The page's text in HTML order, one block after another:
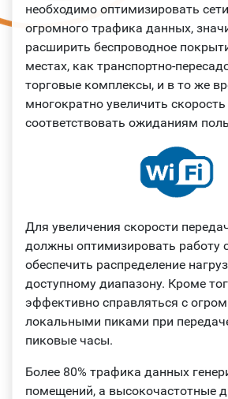
необходимо оптимизировать
огромного трафика данных,
расширить беспроводное
местах, как транспортно-
торговые комплексы, и в то же
многократно увеличить
соответствовать ожиданиям
Для увеличения скорости
должны оптимизировать работу
обеспечить распределение
доступному диапазону. Кроме
эффективно справляться с
локальными пиками при
пиковые часы.
Более 80% трафика данных
помещений, а высокочастотные